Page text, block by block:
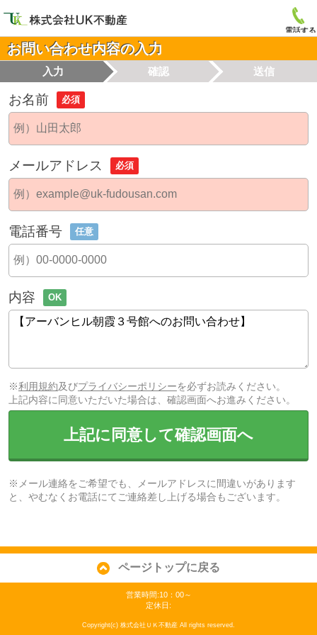
電話する
お問い合わせ内容の入力
入力 確認 送信
お名前 必須
メールアドレス 必須
電話番号 任意
内容 OK
※利用規約及びプライバシーポリシーを必ずお読みください。
上記内容に同意いただいた場合は、確認画面へお進みください。
上記に同意して確認画面へ
※メール連絡をご希望でも、メールアドレスに間違いがあります
と、やむなくお電話にてご連絡差し上げる場合もございます。
ページトップに戻る
営業時間:10：00～
定休日:
Copyright(c) 株式会社ＵＫ不動産 All rights reserved.